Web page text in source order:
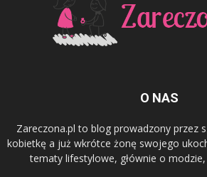
O NAS
Zareczona.pl to blog prowadzony przez
kobietkę a już wkrótce żonę swojego
tematy lifestylowe, głównie o